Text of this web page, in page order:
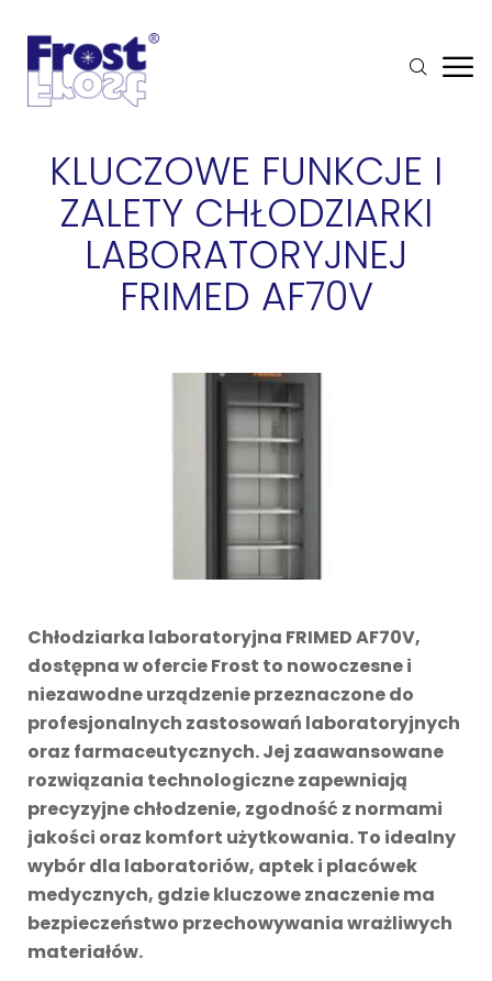
KLUCZOWE FUNKCJE I
ZALETY CHŁODZIARKI
LABORATORYJNEJ
FRIMED AF70V
Chłodziarka laboratoryjna FRIMED AF70V,
dostępna w ofercie Frost to nowoczesne i
niezawodne urządzenie przeznaczone do
profesjonalnych zastosowań laboratoryjnych
oraz farmaceutycznych. Jej zaawansowane
rozwiązania technologiczne zapewniają
precyzyjne chłodzenie, zgodność z normami
jakości oraz komfort użytkowania. To idealny
wybór dla laboratoriów, aptek i placówek
medycznych, gdzie kluczowe znaczenie ma
bezpieczeństwo przechowywania wrażliwych
materiałów.